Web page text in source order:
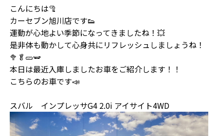
こんにちは🦿
カーセブン旭川店です👟
運動が心地よい季節になってきましたね！💥
是非体も動かして心身共にリフレッシュしましょうね！
🥦🥬🥒🫛
本日は最近入庫しましたお車をご紹介します！！
こちらのお車です📣
スバル インプレッサG4 2.0i アイサイト4WD